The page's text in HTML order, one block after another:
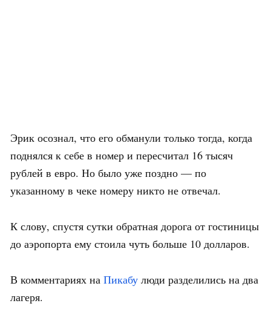
Эрик осознал, что его обманули только тогда, когда
поднялся к себе в номер и пересчитал 16 тысяч
рублей в евро. Но было уже поздно — по
указанному в чеке номеру никто не отвечал.
К слову, спустя сутки обратная дорога от гостиницы
до аэропорта ему стоила чуть больше 10 долларов.
В комментариях на Пикабу люди разделились на два
лагеря.